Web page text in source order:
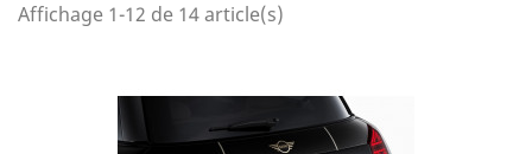
Affichage 1-12 de 14 article(s)